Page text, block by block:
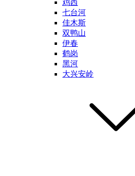
鸡西
七台河
佳木斯
双鸭山
伊春
鹤岗
黑河
大兴安岭